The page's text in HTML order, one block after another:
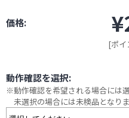
価格:
[ポイ
動作確認を選択:
※動作確認を希望される場合には選
未選択の場合には未検品となりま